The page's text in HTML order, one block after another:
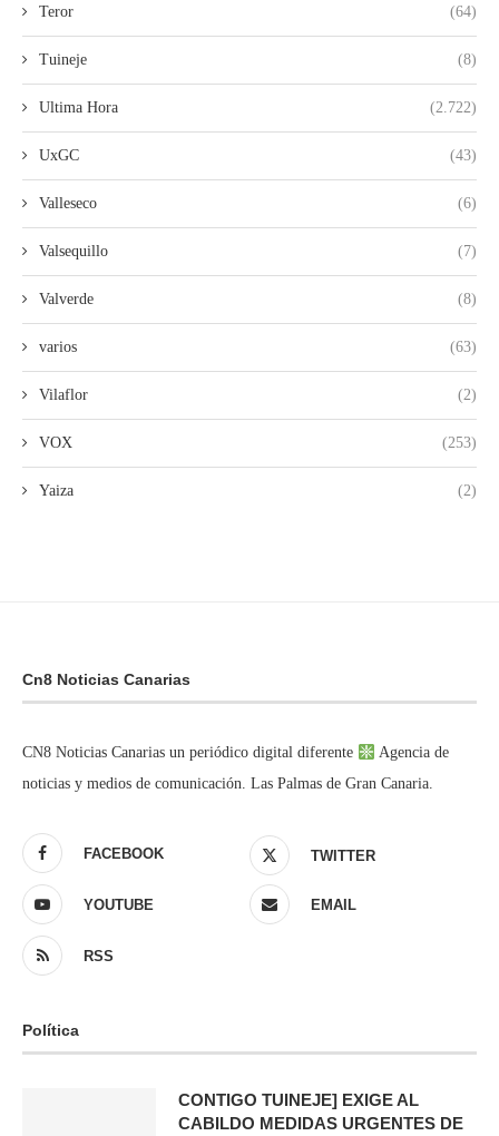
Teror (64)
Tuineje (8)
Ultima Hora (2.722)
UxGC (43)
Valleseco (6)
Valsequillo (7)
Valverde (8)
varios (63)
Vilaflor (2)
VOX (253)
Yaiza (2)
Cn8 Noticias Canarias
CN8 Noticias Canarias un periódico digital diferente
Agencia de
noticias y medios de comunicación. Las Palmas de Gran Canaria.
FACEBOOK TWITTER
YOUTUBE EMAIL
RSS
Política
CONTIGO TUINEJE] EXIGE AL
CABILDO MEDIDAS URGENTES DE